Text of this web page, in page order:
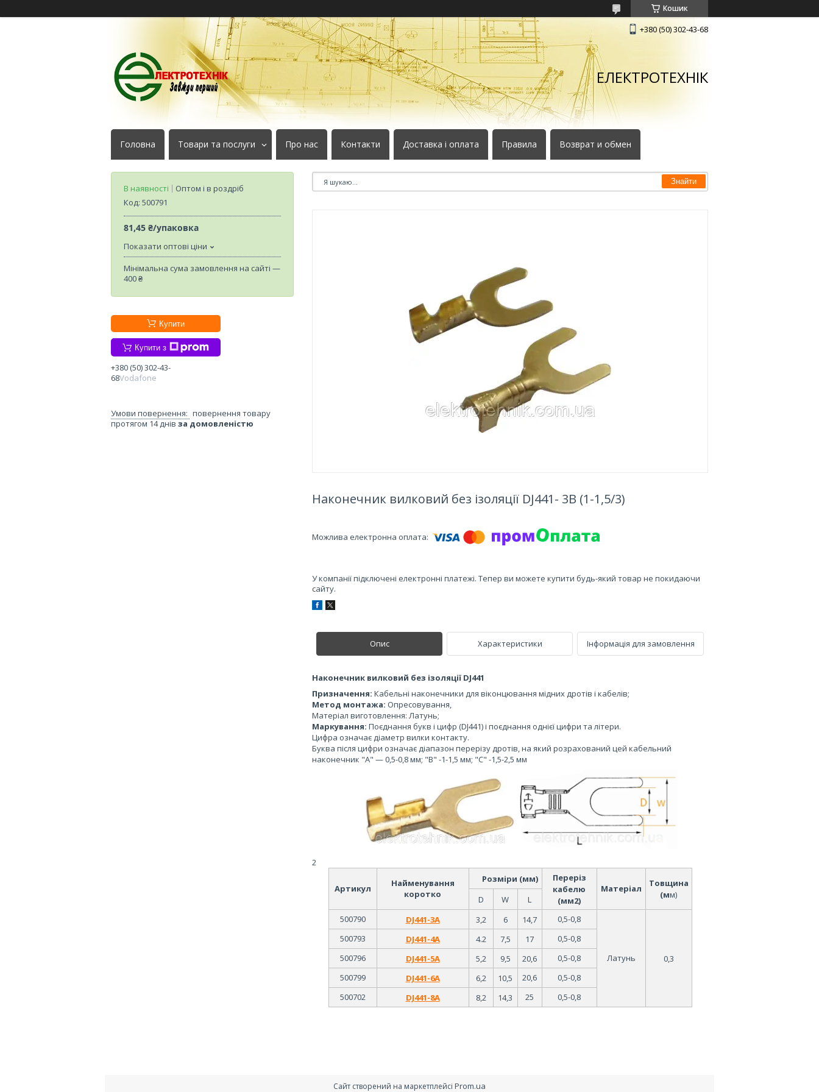
Кошик
+380 (50) 302-43-68
ЕЛЕКТРОТЕХНІК
Головна Товари та послуги Про нас Контакти Доставка і оплата Правила Возврат и обмен
Знайти
Наконечник вилковий без ізоляції DJ441- 3B (1-1,5/3)
У компанії підключені електронні платежі. Тепер ви можете купити будь-який товар не покидаючи
сайту.
Опис Характеристики Інформація для замовлення
Наконечник вилковий без ізоляції DJ441
Призначення: Кабельні наконечники для віконцювання мідних дротів і кабелів;
Метод монтажа: Опресовування,
Матеріал виготовлення: Латунь;
Маркування: Поєднання букв і цифр (DJ441) і поєднання однієї цифри та літери.
Цифра означає діаметр вилки контакту.
Буква після цифри означає діапазон перерізу дротів, на який розрахований цей кабельний
наконечник "А" — 0,5-0,8 мм; "В" -1-1,5 мм; "С" -1,5-2,5 мм
2
Артикул
Найменування
коротко
Розміри (мм)
Переріз
кабелю
(мм2)
Матеріал
Товщина
(мм)
D W
L
500790
DJ441-3А 3,2 6 14,7 0,5-0,8
Латунь 0,3
500793 DJ441-4А 4.2 7,5 17 0,5-0,8
500796
DJ441-5А 5,2 9,5 20,6 0,5-0,8
500799
DJ441-6А 6,2 10,5 20,6 0,5-0,8
500702
DJ441-8А 8,2 14,3 25 0,5-0,8
В наявності
Оптом і в роздріб
Код: 500791
81,45 ₴/упаковка
Показати оптові ціни
Мінімальна сума замовлення на сайті —
400 ₴
Купити
Купити з
+380 (50) 302-43-
68Vodafone
повернення товару
протягом 14 днів за домовленістю
Сайт створений на маркетплейсі Prom.ua